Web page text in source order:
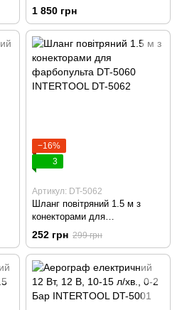
1 850 грн
−16%
3
Артикул: DT-5062
Шланг повітряний 1.5 м з
конекторами для
фарбопульта DT-5060
INTERTOOL DT-5062
252 грн 299 грн